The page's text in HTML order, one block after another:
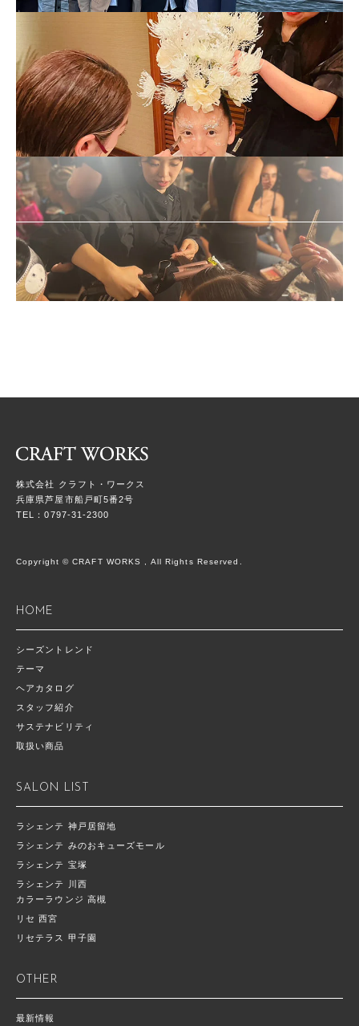
株式会社 クラフト・ワークス
兵庫県芦屋市船戸町5番2号
TEL：0797-31-2300
Copyright © CRAFT WORKS , All Rights Reserved.
HOME
シーズントレンド
テーマ
ヘアカタログ
スタッフ紹介
サステナビリティ
取扱い商品
SALON LIST
ラシェンテ 神戸居留地
ラシェンテ みのおキューズモール
ラシェンテ 宝塚
ラシェンテ 川西
カラーラウンジ 高槻
リセ 西宮
リセテラス 甲子園
OTHER
最新情報